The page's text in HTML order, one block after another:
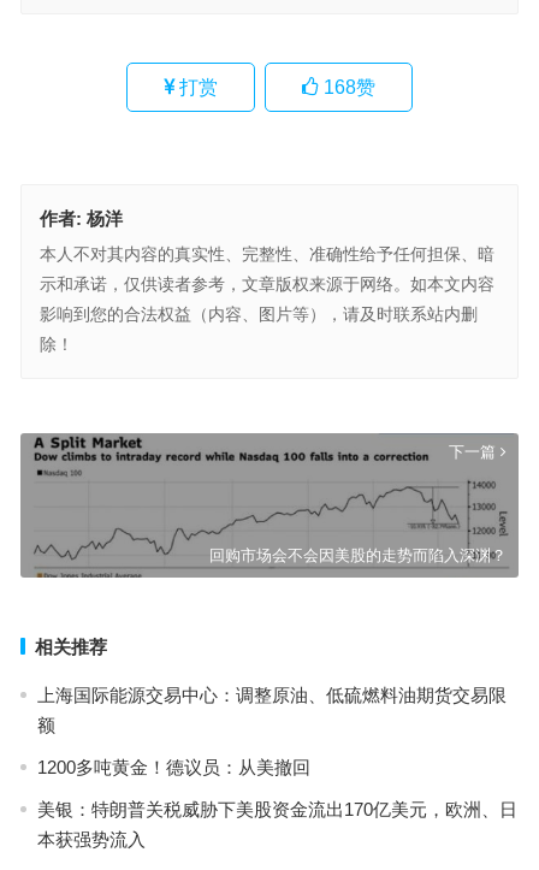
打赏 168赞
作者: 杨洋
本人不对其内容的真实性、完整性、准确性给予任何担保、暗
示和承诺，仅供读者参考，文章版权来源于网络。如本文内容
影响到您的合法权益（内容、图片等），请及时联系站内删
除！
下一篇
回购市场会不会因美股的走势而陷入深渊？
相关推荐
上海国际能源交易中心：调整原油、低硫燃料油期货交易限
额
1200多吨黄金！德议员：从美撤回
美银：特朗普关税威胁下美股资金流出170亿美元，欧洲、日
本获强势流入